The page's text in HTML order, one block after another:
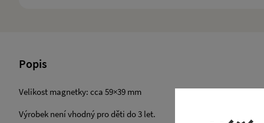
Popis
Velikost magnetky: cca 59×39 mm
​Výrobek není vhodný pro děti do 3 let.